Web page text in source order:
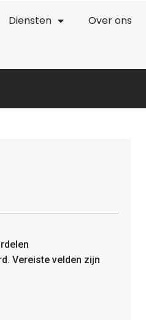
Diensten Over ons
Vereiste velden zijn